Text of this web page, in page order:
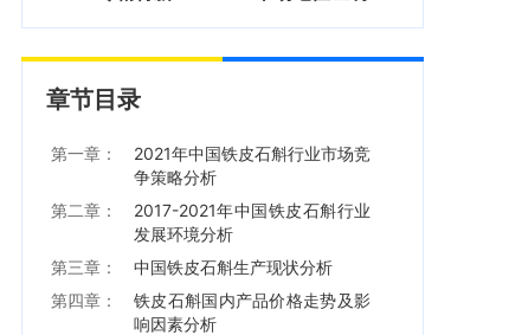
章节目录
第一章：
2021年中国铁皮石斛行业市场竞
争策略分析
第二章：
2017-2021年中国铁皮石斛行业
发展环境分析
第三章：
中国铁皮石斛生产现状分析
第四章：
铁皮石斛国内产品价格走势及影
响因素分析